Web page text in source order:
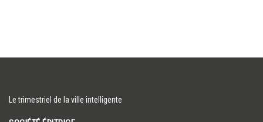
Le trimestriel de la ville intelligente